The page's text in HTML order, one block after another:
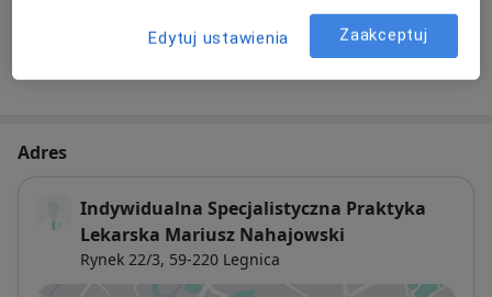
Ten lekarz nie dodał jeszcze informacji o usługach i
cenach.
Adres
Indywidualna Specjalistyczna Praktyka
Lekarska Mariusz Nahajowski
Rynek 22/3, 59-220 Legnica
Edytuj ustawienia Zaakceptuj